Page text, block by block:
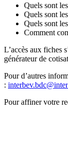
Quels sont
Quels sont
Quels sont
Comment
L’accès aux fiches
générateur de
Pour d’autres
:
Pour affiner votre